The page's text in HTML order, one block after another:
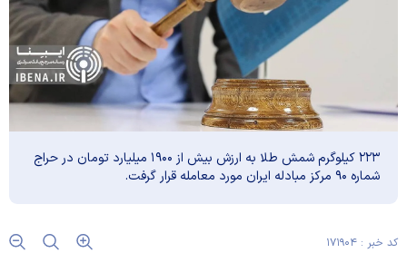
۲۲۳ کیلوگرم شمش طلا به ارزش بیش از ۱۹۰۰ میلیارد تومان در حراج
شماره ۹۰ مرکز مبادله ایران مورد معامله قرار گرفت.
کد خبر : ۱۷۱۹۰۴